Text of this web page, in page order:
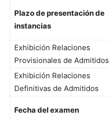
Plazo de presentación de
instancias
Exhibición Relaciones
Provisionales de Admitidos
Exhibición Relaciones
Definitivas de Admitidos
Fecha del examen